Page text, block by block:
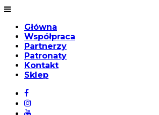
Główna
Współpraca
Partnerzy
Patronaty
Kontakt
Sklep